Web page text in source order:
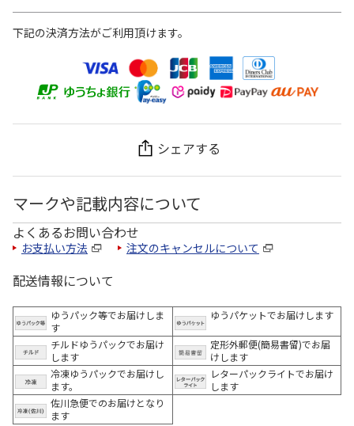
下記の決済方法がご利用頂けます。
シェアする
マークや記載内容について
よくあるお問い合わせ
お支払い方法 注文のキャンセルについて
配送情報について
ゆうパック等でお届けしま
す
ゆうパケットでお届けします
チルドゆうパックでお届け
します
定形外郵便(簡易書留)でお届
けします
冷凍ゆうパックでお届けし
ます。
レターパックライトでお届け
します
佐川急便でのお届けとなり
ます